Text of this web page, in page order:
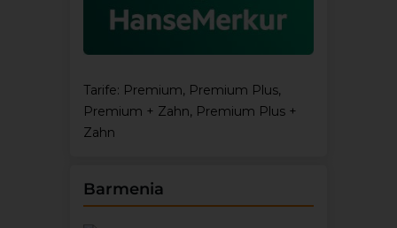
Tarife: Premium, Premium Plus,
Premium + Zahn, Premium Plus +
Zahn
Barmenia